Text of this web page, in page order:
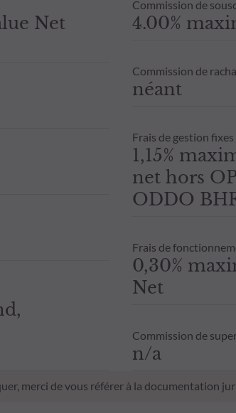
Net
Commission de
4.00%
Commission de
néant
Frais de gestion fixes
1,15%
net hors
ODDO
Frais de
0,30%
Net
Commission de
n/a
merci de vous référer à la documentation